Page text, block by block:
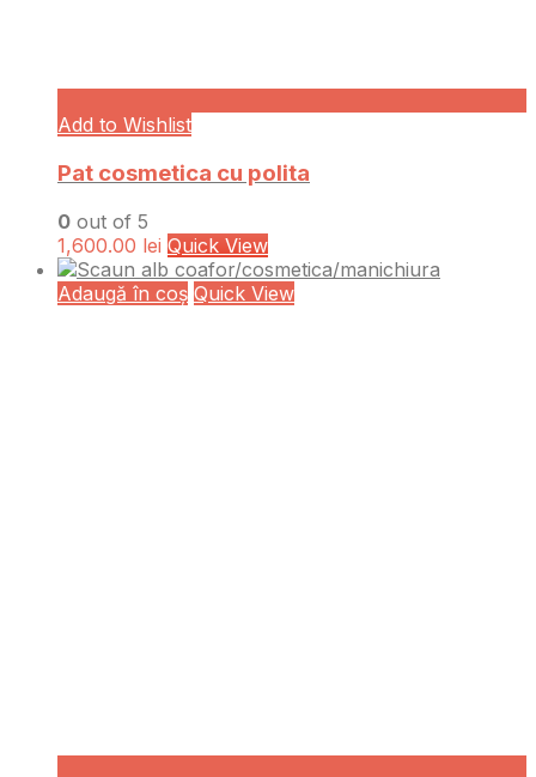
Add to Wishlist
Pat cosmetica cu polita
0 out of 5
1,600.00 lei Quick View
Adaugă în coș Quick View